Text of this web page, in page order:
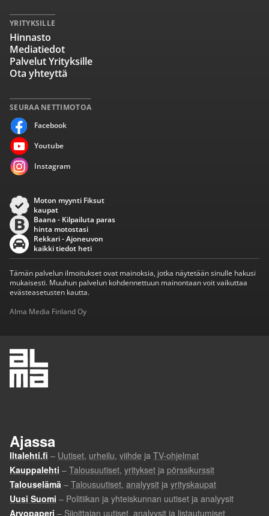
SEURAA NETTIMOTOA
Facebook
Youtube
Instagram
YRITYKSILLE
Hinnasto
Mediatiedot
Palvelut Yrityksille
Ota yhteyttä
Moton myynti Fiksut
kaupat
Baana - Kilpailuta paras
hinta motostasi
Rekkari - Ajoneuvon
kaikki tiedot heti
Tämän palvelun ilmoitukset ovat mainoksia, jotka näytetään sinulle hakusi
mukaisesti. Muuhun palvelun kohdennettuun mainontaan voit vaikuttaa
evästeasetusten kautta.
Alma Media Finland Oy